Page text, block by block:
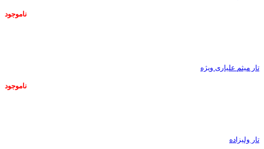
ناموجود
تار میثم علیاری ویژه
ناموجود
تار ولیزاده